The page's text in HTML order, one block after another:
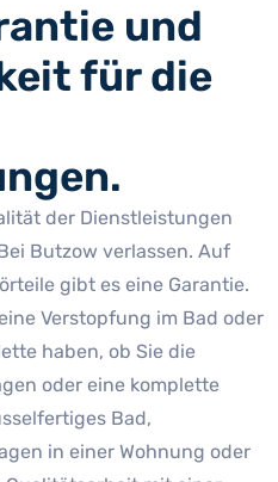
und
für die
der Dienstleistungen
Butzow verlassen. Auf
gibt es eine Garantie.
Verstopfung im Bad oder
haben, ob Sie die
oder eine komplette
Bad,
in einer Wohnung oder